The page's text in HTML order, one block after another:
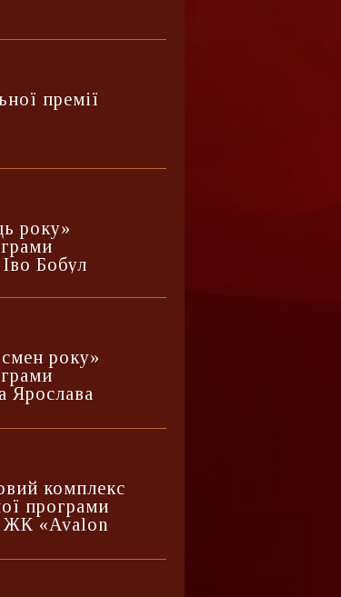
премії
року»
Бобул
року»
Ярослава
комплекс
програми
ЖК «Avalon